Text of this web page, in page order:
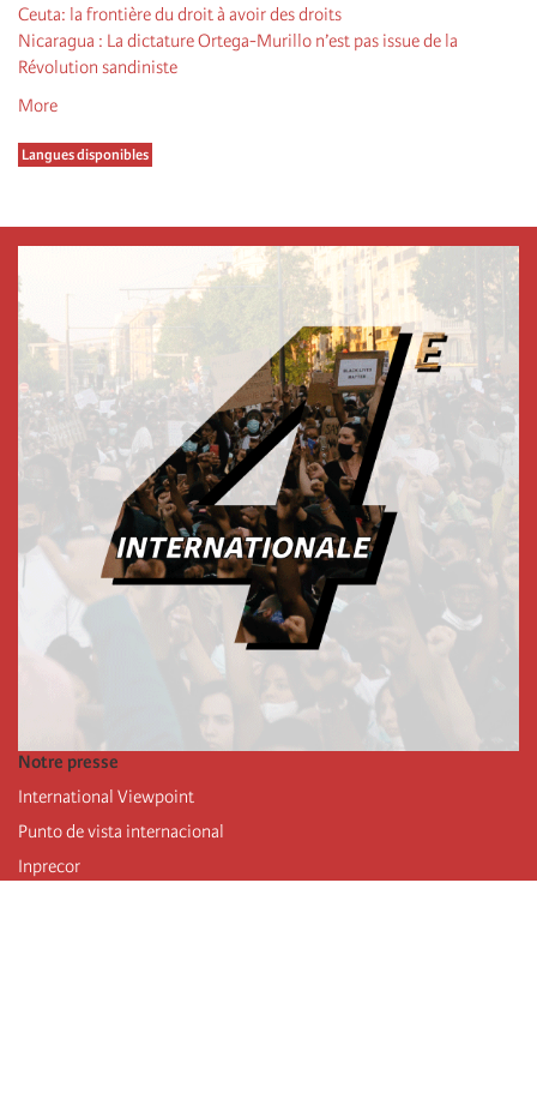
Ceuta: la frontière du droit à avoir des droits
Nicaragua : La dictature Ortega-Murillo n’est pas issue de la
Révolution sandiniste
More
Langues disponibles
Notre presse
International Viewpoint
Punto de vista internacional
Inprecor